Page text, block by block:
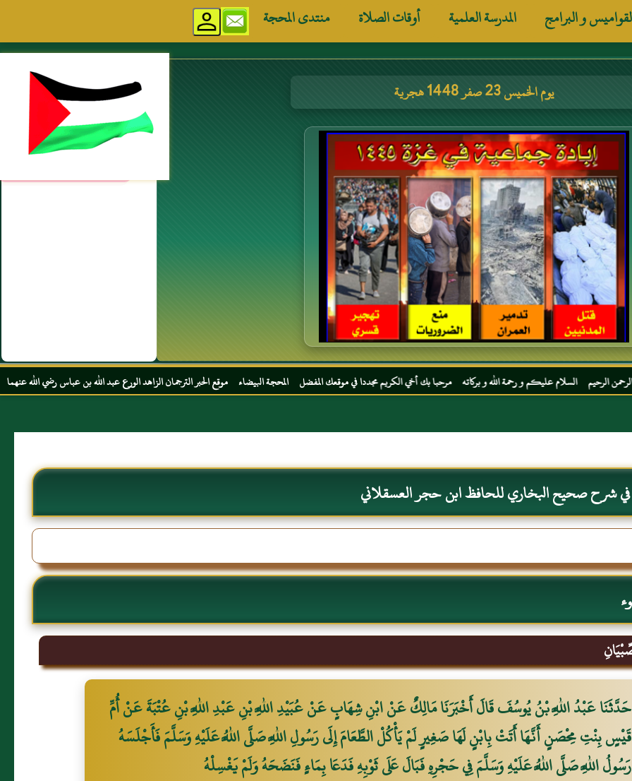
و البرامج المدرسة العلمية أوقات الصلاة منتدى المحجة
يوم الخميس 23 صفر 1448 هجرية مواقع إسلامية
عليكم و رحمة الله و بركاته مرحبا بك أخي الكريم مجددا في موقعك المفضل المحجة البيضاء موقع الحبر الترجمان الزاهد الورع عبد الله بن عباس رضي الله عنهما
في شرح صحيح البخاري للحافظ ابن حجر العسقلاني
حَدَّثَنَا عَبْدُ اللَّهِ بْنُ يُوسُفَ قَالَ أَخْبَرَنَا مَالِكٌ عَنْ ابْنِ شِهَابٍ عَنْ عُبَيْدِ اللَّهِ بْنِ عَبْدِ اللَّهِ بْنِ عُتْبَةَ عَنْ أُمِّ
قَيْسٍ بِنْتِ مِحْصَنٍ أَنَّهَا أَتَتْ بِابْنٍ لَهَا صَغِيرٍ لَمْ يَأْكُلْ الطَّعَامَ إِلَى رَسُولِ اللَّهِ صَلَّى اللَّهُ عَلَيْهِ وَسَلَّمَ فَأَجْلَسَهُ
رَسُولُ اللَّهِ صَلَّى اللَّهُ عَلَيْهِ وَسَلَّمَ فِي حَجْرِهِ فَبَالَ عَلَى ثَوْبِهِ فَدَعَا بِمَاءٍ فَنَضَحَهُ وَلَمْ يَغْسِلْهُ